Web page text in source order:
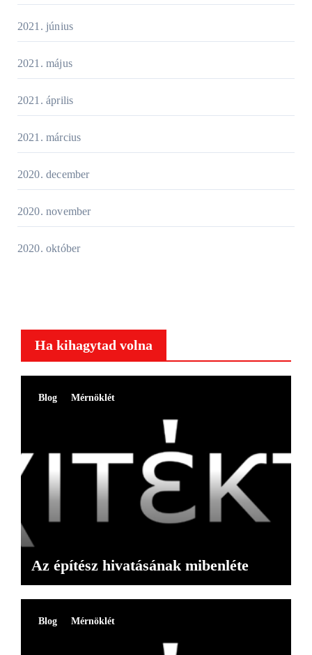
2021. június
2021. május
2021. április
2021. március
2020. december
2020. november
2020. október
Ha kihagytad volna
Blog Mérnöklét
Az építész hivatásának mibenléte
Blog Mérnöklét